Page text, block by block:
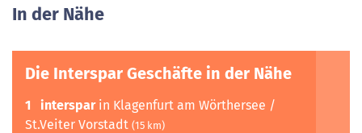
In der Nähe
Die Interspar Geschäfte in der Nähe
1 intersparin Klagenfurt am Wörthersee /
St.Veiter Vorstadt (15 km)